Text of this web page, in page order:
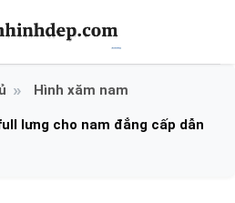
Hình xăm nam
lưng cho nam đẳng cấp dẫn